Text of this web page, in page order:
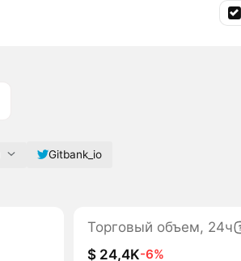
Gitbank_io
Торговый объем, 24ч
$ 24,4K-6%